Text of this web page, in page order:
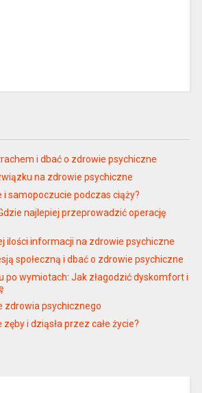
i dbać o zdrowie psychiczne
na zdrowie psychiczne
samopoczucie podczas ciąży?
najlepiej przeprowadzić operację
ilości informacji na zdrowie psychiczne
społeczną i dbać o zdrowie psychiczne
po wymiotach: Jak złagodzić dyskomfort i
zdrowia psychicznego
i dziąsła przez całe życie?